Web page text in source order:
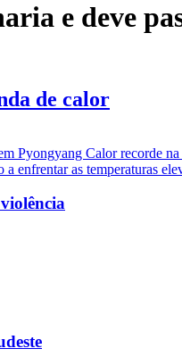
e deve
de calor
Pyongyang Calor recorde
enfrentar as temperaturas